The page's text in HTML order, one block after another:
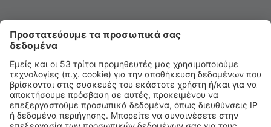
Μας συγχωρείτε, δεν υπάρχουν
αποτελέσματα για την αναζήτησή σας
Προσπαθήστε να κάνετε αναζήτηση με διαφορετικά κριτήρια